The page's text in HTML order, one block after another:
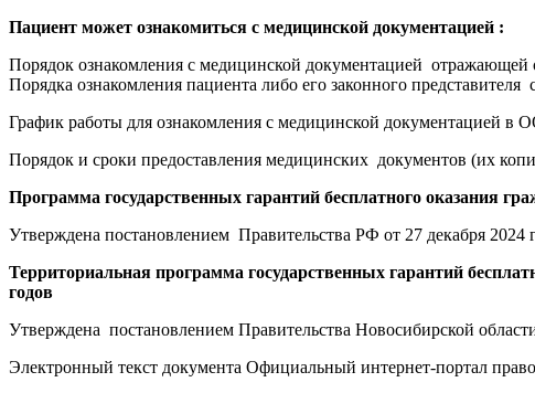
Пациент может ознакомиться с медицинской документацией :
Порядок ознакомления с медицинской документацией отражающей
Порядка ознакомления пациента либо его законного
График работы для ознакомления с медицинской документацией в
Порядок и сроки предоставления медицинских документов (их
Программа государственных гарантий бесплатного оказания
Утверждена постановлением Правительства РФ от 27 декабря 2024
Территориальная программа государственных гарантий
годов
Утверждена постановлением Правительства Новосибирской
Электронный текст документа Официальный интернет-портал